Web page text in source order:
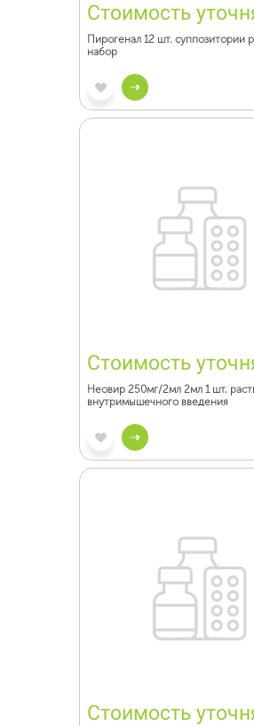
Стоимость
Пирогенал 12 шт. суппозитории
набор
Стоимость
Неовир 250мг/2мл 2мл 1 шт.
внутримышечного введения
Стоимость